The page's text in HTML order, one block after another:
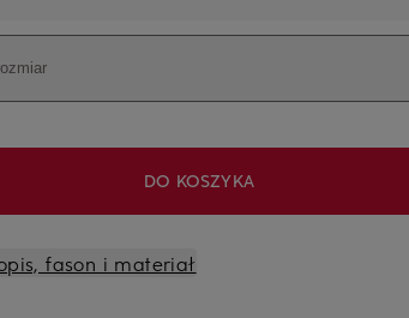
DO KOSZYKA
fason i materiał